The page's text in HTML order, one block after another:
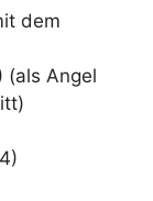
dem
(als Angel